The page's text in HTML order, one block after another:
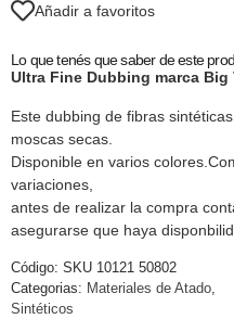
Añadir a favoritos
Lo que tenés que saber de este
Ultra Fine Dubbing marca Big
Este dubbing de fibras
moscas secas.
Disponible en varios
variaciones,
antes de realizar la compra
asegurarse que haya
Código: SKU 10121 50802
Categorias: Materiales de Atado
Sintéticos